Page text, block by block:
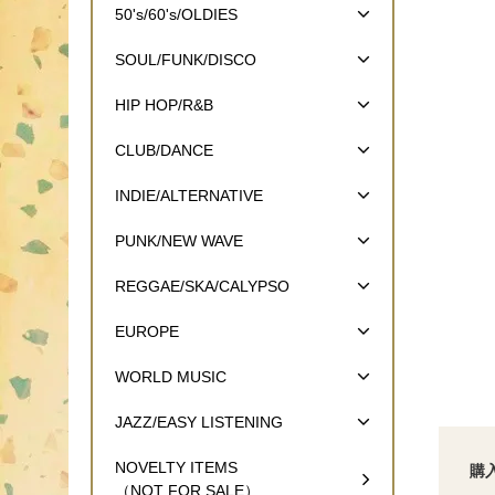
購
50's/60's/OLDIES
SOUL/FUNK/DISCO
HIP HOP/R&B
CLUB/DANCE
INDIE/ALTERNATIVE
PUNK/NEW WAVE
REGGAE/SKA/CALYPSO
EUROPE
WORLD MUSIC
JAZZ/EASY LISTENING
NOVELTY ITEMS
（NOT FOR SALE）